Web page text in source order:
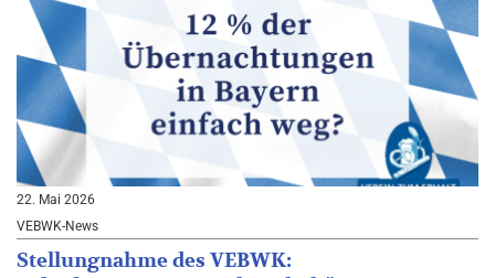
22. Mai 2026
VEBWK-News
Stellungnahme des VEBWK: